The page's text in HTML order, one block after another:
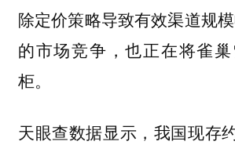
除定价策略导致有效渠道规
的市场竞争，也正在将雀巢
柜。
天眼查数据显示，我国现存